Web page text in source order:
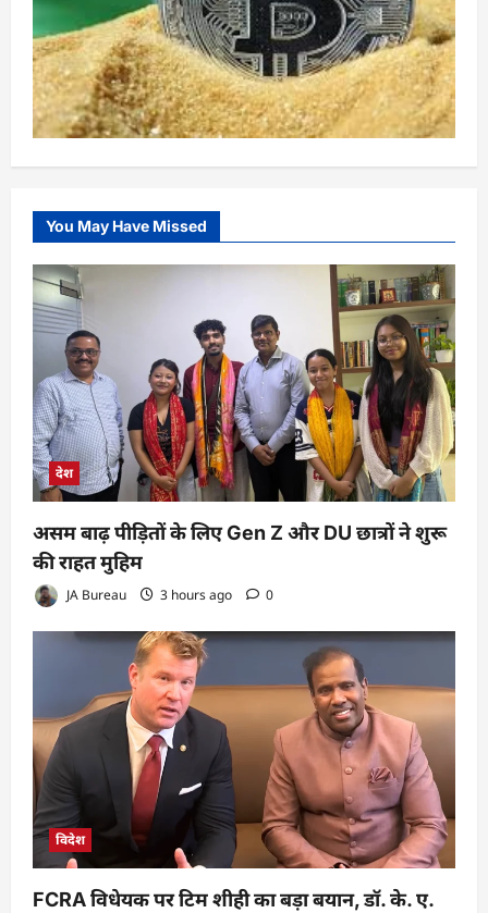
You May Have Missed
देश
असम बाढ़ पीड़ितों के लिए Gen Z और DU छात्रों ने शुरू
की राहत मुहिम
JA Bureau 3 hours ago 0
विदेश
FCRA विधेयक पर टिम शीही का बड़ा बयान, डॉ. के. ए.